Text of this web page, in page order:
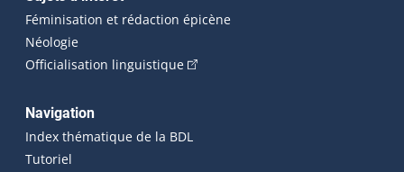
Féminisation et rédaction épicène
Néologie
Officialisation linguistique(Cet hyperlien externe s'ouvrira
Navigation
Index thématique de la BDL
Tutoriel